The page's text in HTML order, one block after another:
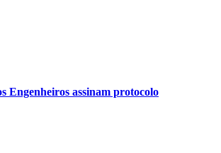
Engenheiros assinam protocolo